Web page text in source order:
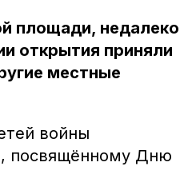
площади, недалеко
открытия приняли
местные
войны
посвящённому Дню